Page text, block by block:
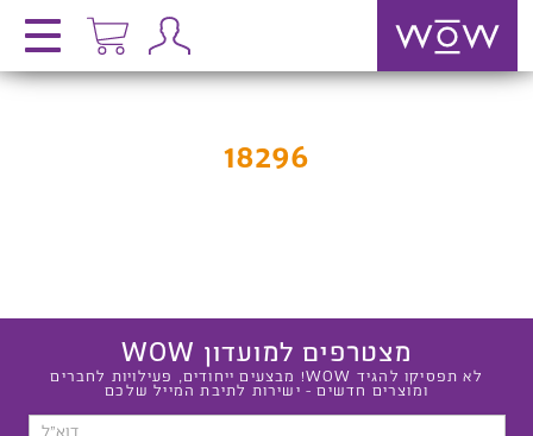
18296
מצטרפים למועדון WOW
לא תפסיקו להגיד WOW! מבצעים ייחודים, פעילויות לחברים
ומוצרים חדשים - ישירות לתיבת המייל שלכם